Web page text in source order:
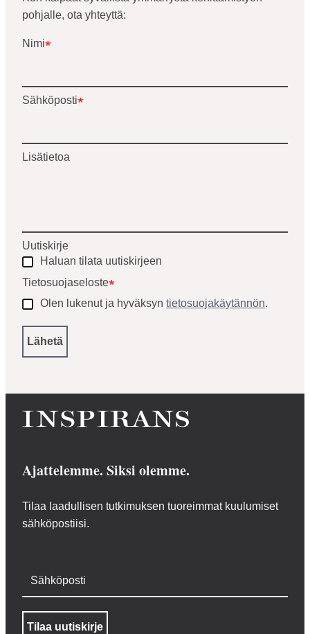
pohjalle, ota yhteyttä:
"*"
pakolliset
kentät
Nimi*
Nimi*
Sähköposti*
Lisätietoa
Uutiskirje
Haluan tilata uutiskirjeen
Tietosuojaseloste*
Olen lukenut ja hyväksyn tietosuojakäytännön.
Ajattelemme. Siksi olemme.
Tilaa laadullisen tutkimuksen tuoreimmat kuulumiset
sähköpostiisi.